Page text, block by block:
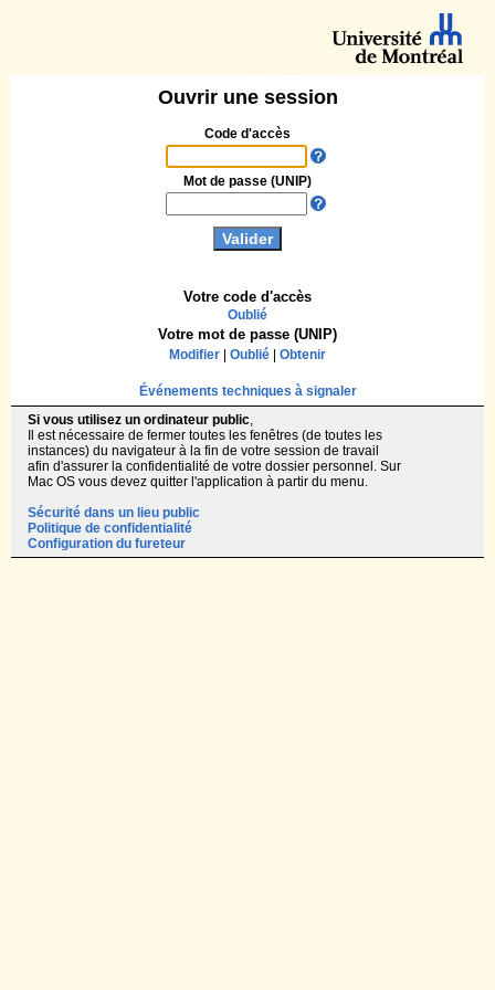
Ouvrir une session
Code d'accès
Votre code d'accès
Oublié
Mot de passe (UNIP)
Votre mot de passe (UNIP)
Modifier Oublié Obtenir
Événements techniques à signaler
Si vous utilisez un ordinateur public,
Il est nécessaire de fermer toutes les fenêtres (de toutes les
instances) du navigateur à la fin de votre session de travail
afin d'assurer la confidentialité de votre dossier personnel. Sur
Mac OS vous devez quitter l'application à partir du menu.
Sécurité dans un lieu public
Politique de confidentialité
Configuration du fureteur